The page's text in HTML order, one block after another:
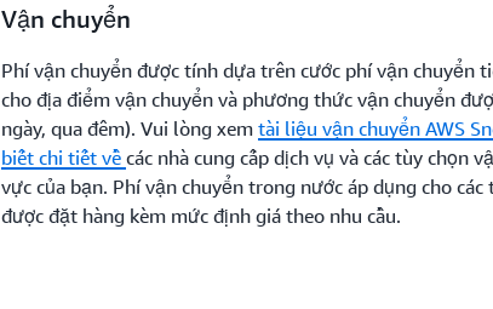
Vận chuyển
Phí vận chuyển được tính dựa trên cước phí vận chuyển
cho địa điểm vận chuyển và phương thức vận chuyển
ngày, qua đêm). Vui lòng xem tài liệu vận chuyển AWS
biết chi tiết về các nhà cung cấp dịch vụ và các tùy chọn
vực của bạn. Phí vận chuyển trong nước áp dụng cho
được đặt hàng kèm mức định giá theo nhu cầu.